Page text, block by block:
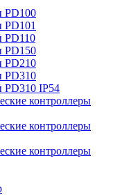
PD100
PD101
PD110
PD150
PD210
PD310
PD310 IP54
контроллеры
контроллеры
контроллеры